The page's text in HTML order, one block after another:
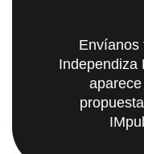
Envíanos
Independiza